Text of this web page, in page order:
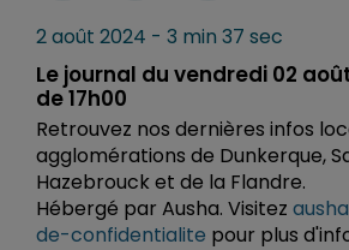
2 août 2024 - 3 min 37 sec
Le journal du vendredi 02
de 17h00
Retrouvez nos dernières infos
agglomérations de Dunkerque,
Hazebrouck et de la Flandre.
Hébergé par Ausha. Visitez
de-confidentialite pour plus